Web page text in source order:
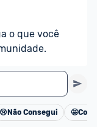
o que você
Cancelar
😢 Não Consegui 🤩